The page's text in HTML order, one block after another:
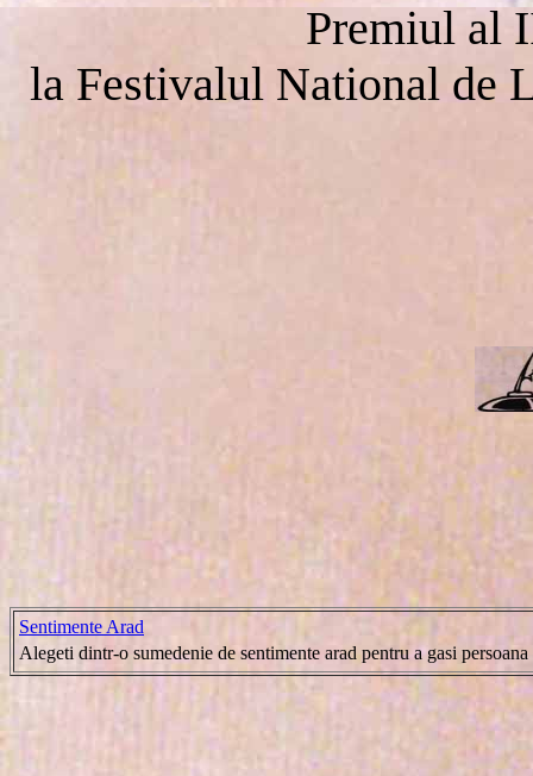
Premiul al
la Festivalul National de
Sentimente Arad
Alegeti dintr-o sumedenie de sentimente arad pentru a gasi